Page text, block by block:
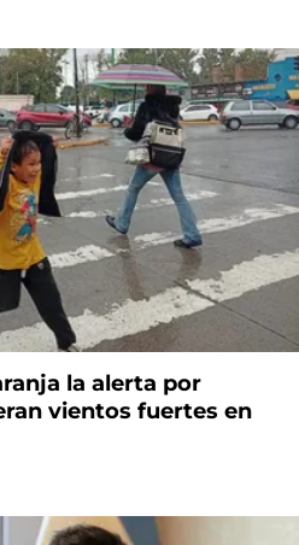
la alerta por
vientos fuertes en